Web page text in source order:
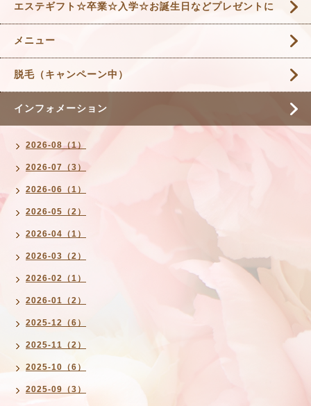
エステギフト☆卒業☆入学☆お誕生日などプレゼントに
メニュー
脱毛（キャンペーン中）
インフォメーション
2026-08（1）
2026-07（3）
2026-06（1）
2026-05（2）
2026-04（1）
2026-03（2）
2026-02（1）
2026-01（2）
2025-12（6）
2025-11（2）
2025-10（6）
2025-09（3）